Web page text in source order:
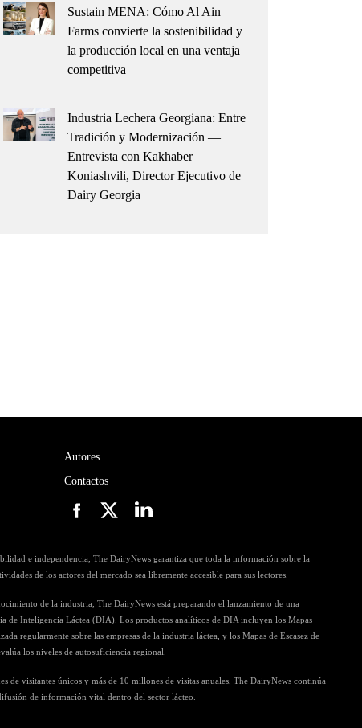
Sustain MENA: Cómo Al Ain
Farms convierte la sostenibilidad y
la producción local en una ventaja
competitiva
Industria Lechera Georgiana: Entre
Tradición y Modernización —
Entrevista con Kakhaber
Koniashvili, Director Ejecutivo de
Dairy Georgia
Autores
Contactos
e independencia, The DairyNews garantiza que toda la información sobre la
de los actores del mercado sea libremente accesible para sus lectores.
de la industria, The DairyNews está preparando el lanzamiento de una
de Inteligencia Láctea (DIA). Los productos analíticos de DIA incluyen los Mapas
regularmente sobre las empresas de la industria láctea, y los Mapas de Escasez de
los niveles de autosuficiencia regional.
de visitantes únicos y más de 10 millones de visitas anuales, The DairyNews continúa
de información vital dentro del sector lácteo.